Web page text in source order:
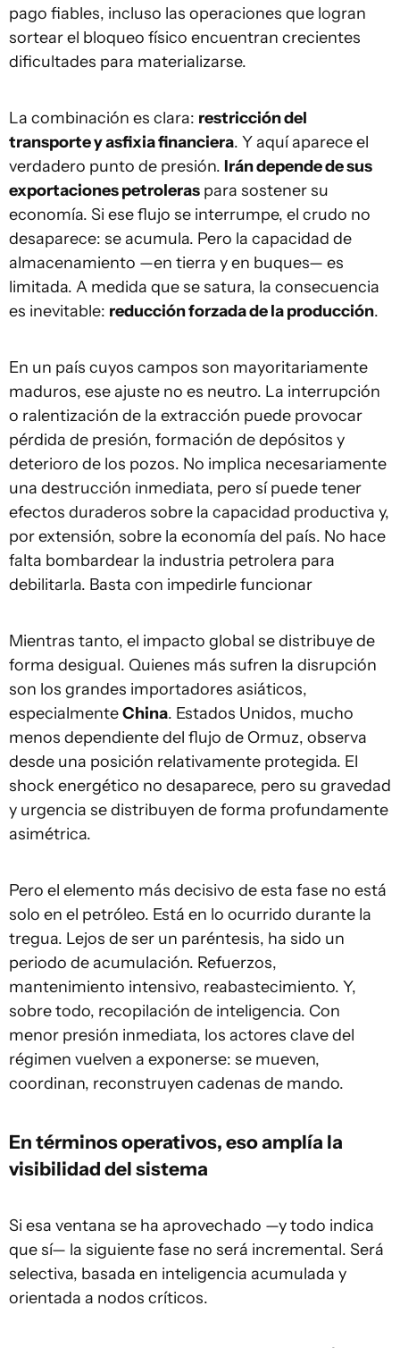
pago fiables, incluso las operaciones que logran
sortear el bloqueo físico encuentran crecientes
dificultades para materializarse.
La combinación es clara: restricción del
transporte y asfixia financiera. Y aquí aparece el
verdadero punto de presión. Irán depende de sus
exportaciones petroleras para sostener su
economía. Si ese flujo se interrumpe, el crudo no
desaparece: se acumula. Pero la capacidad de
almacenamiento —en tierra y en buques— es
limitada. A medida que se satura, la consecuencia
es inevitable: reducción forzada de la producción.
En un país cuyos campos son mayoritariamente
maduros, ese ajuste no es neutro. La interrupción
o ralentización de la extracción puede provocar
pérdida de presión, formación de depósitos y
deterioro de los pozos. No implica necesariamente
una destrucción inmediata, pero sí puede tener
efectos duraderos sobre la capacidad productiva y,
por extensión, sobre la economía del país. No hace
falta bombardear la industria petrolera para
debilitarla. Basta con impedirle funcionar
Mientras tanto, el impacto global se distribuye de
forma desigual. Quienes más sufren la disrupción
son los grandes importadores asiáticos,
especialmenteChina. Estados Unidos, mucho
menos dependiente del flujo de Ormuz, observa
desde una posición relativamente protegida. El
shock energético no desaparece, pero su gravedad
y urgencia se distribuyen de forma profundamente
asimétrica.
Pero el elemento más decisivo de esta fase no está
solo en el petróleo. Está en lo ocurrido durante la
tregua. Lejos de ser un paréntesis, ha sido un
periodo de acumulación. Refuerzos,
mantenimiento intensivo, reabastecimiento. Y,
sobre todo, recopilación de inteligencia. Con
menor presión inmediata, los actores clave del
régimen vuelven a exponerse: se mueven,
coordinan, reconstruyen cadenas de mando.
En términos operativos, eso amplía la
visibilidad del sistema
Si esa ventana se ha aprovechado —y todo indica
que sí— la siguiente fase no será incremental. Será
selectiva, basada en inteligencia acumulada y
orientada a nodos críticos.